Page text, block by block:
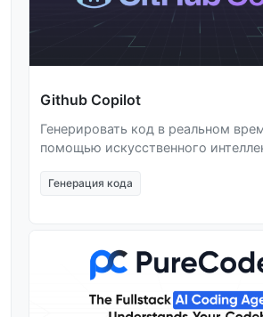
Github Copilot
Генерировать код в реальном
помощью искусственного
Генерация кода